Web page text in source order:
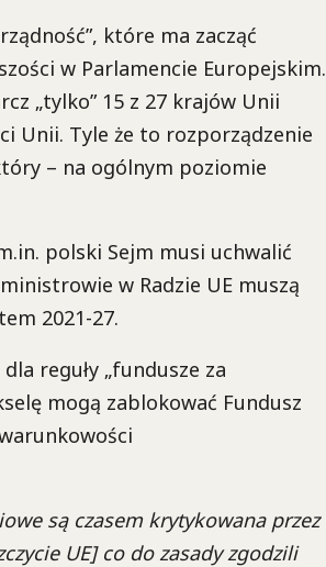
które ma zacząć
w Parlamencie Europejskim.
„tylko” 15 z 27 krajów Unii
Unii. Tyle że to rozporządzenie
– na ogólnym poziomie
polski Sejm musi uchwalić
w Radzie UE muszą
2021-27.
reguły „fundusze za
mogą zablokować Fundusz
są czasem krytykowana przez
UE] co do zasady zgodzili